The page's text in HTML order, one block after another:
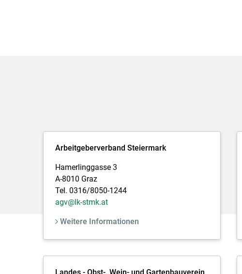
Arbeitgeberverband Steiermark
Hamerlinggasse 3
A-8010 Graz
Tel. 0316/8050-1244
agv@lk-stmk.at
Weitere Informationen